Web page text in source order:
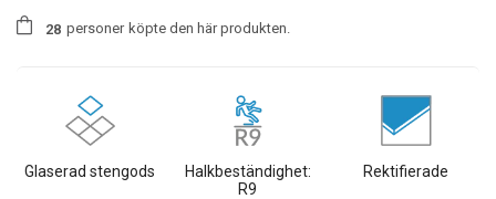
28 personer köpte den här produkten.
Glaserad stengods
Halkbeständighet:
R9
Rektifierade